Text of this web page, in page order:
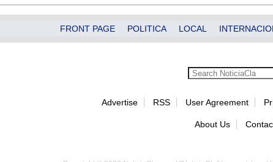
FRONT PAGE POLITICA LOCAL
Advertise RSS User Agreement
About Us